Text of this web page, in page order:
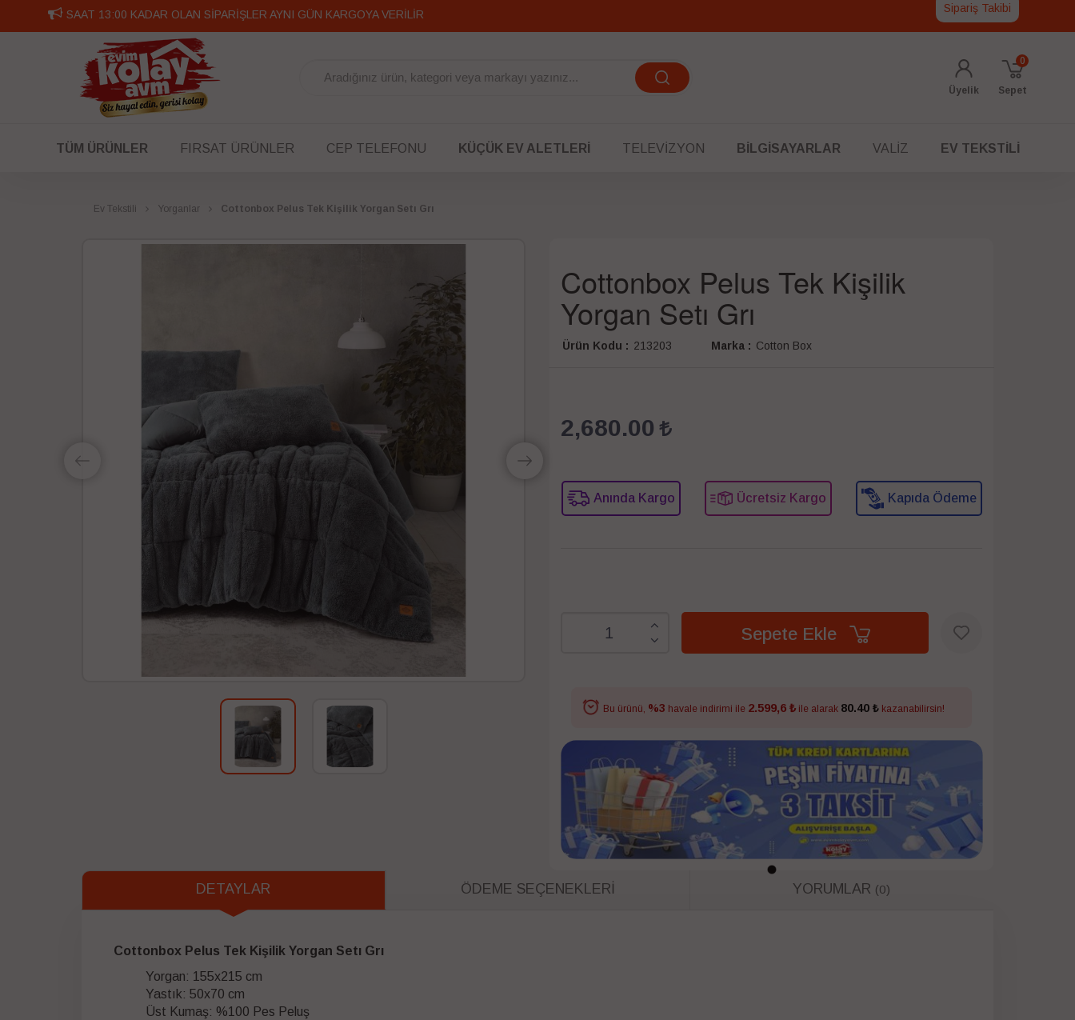
SAAT 13:00 KADAR OLAN SİPARİŞLER AYNI GÜN KARGOYA VERİLİR Sipariş Takibi
Üyelik Sepet
0
TÜM ÜRÜNLER FIRSAT ÜRÜNLER CEP TELEFONU KÜÇÜK EV ALETLERI TELEVIZYON BILGISAYARLAR VALIZ EV TEKSTILI
Ev Tekstili Yorganlar Cottonbox Pelus Tek Kişilik Yorgan Setı Grı
Cottonbox Pelus Tek Kişilik
Yorgan Setı Grı
Ürün Kodu : 213203 Marka : Cotton Box
2,680.00
Anında Kargo Ücretsiz Kargo Kapıda Ödeme
Sepete Ekle
Bu ürünü, %3 havale indirimi ile 2.599,6 ₺ ile alarak 80.40 ₺ kazanabilirsin!
DETAYLAR ÖDEME SEÇENEKLERI YORUMLAR (0)
Cottonbox Pelus Tek Kişilik Yorgan Setı Grı
Yorgan: 155x215 cm
Yastık: 50x70 cm
Üst Kumaş: %100 Pes Peluş